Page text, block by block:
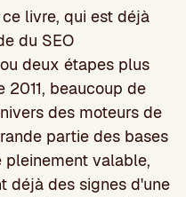
livre, qui est déjà
du SEO
deux étapes plus
2011, beaucoup de
des moteurs de
partie des bases
pleinement valable,
déjà des signes d'une